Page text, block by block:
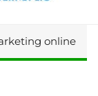
online